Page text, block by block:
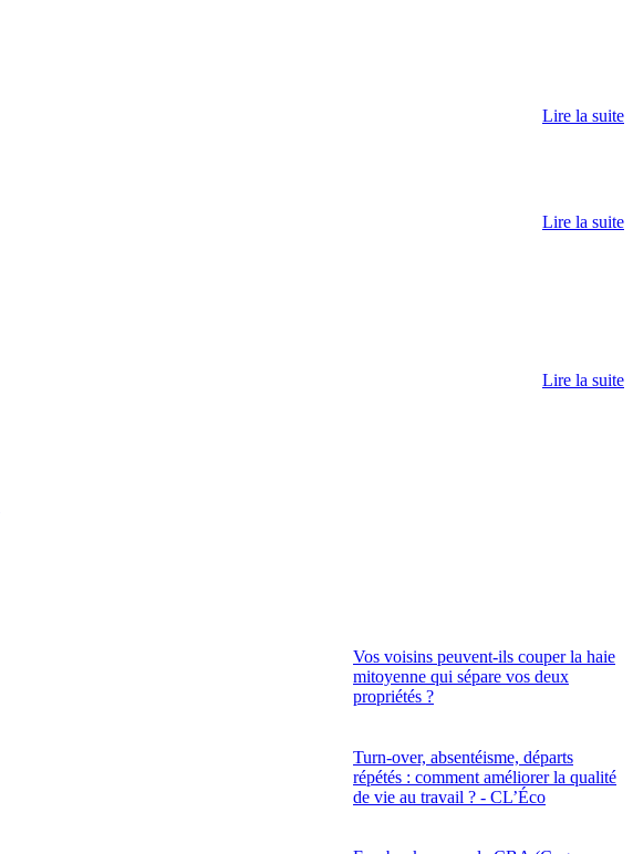
Lire la suite
Lire la suite
Lire la suite
Vos voisins peuvent-ils couper la haie
mitoyenne qui sépare vos deux
propriétés ?
Turn-over, absentéisme, départs
répétés : comment améliorer la qualité
de vie au travail ? - CL’Éco